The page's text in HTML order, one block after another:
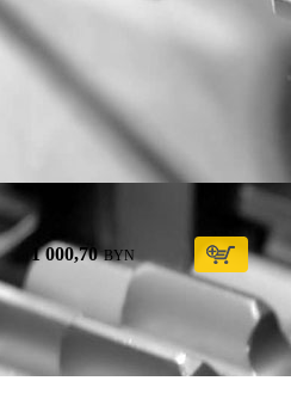
1 000,70 BYN